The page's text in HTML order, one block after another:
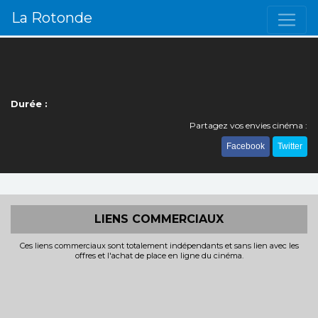
La Rotonde
Durée :
Partagez vos envies cinéma :
Facebook Twitter
LIENS COMMERCIAUX
Ces liens commerciaux sont totalement indépendants et sans lien avec les
offres et l'achat de place en ligne du cinéma.